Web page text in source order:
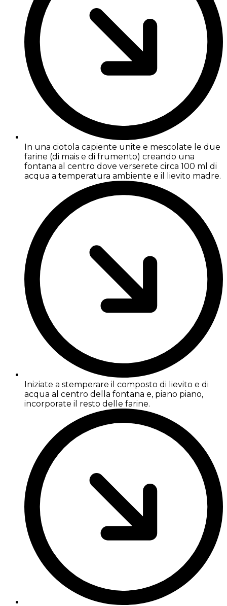
In una ciotola capiente unite e mescolate le due
farine (di mais e di frumento) creando una
fontana al centro dove verserete circa 100 ml di
acqua a temperatura ambiente e il lievito madre.
Iniziate a stemperare il composto di lievito e di
acqua al centro della fontana e, piano piano,
incorporate il resto delle farine.